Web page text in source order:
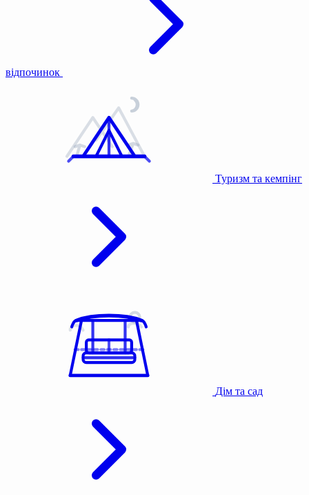
відпочинок
Туризм та кемпінг
Дім та сад